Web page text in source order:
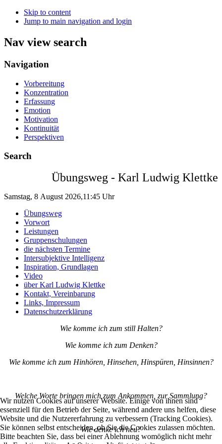
Skip to content
Jump to main navigation and login
Nav view search
Navigation
Vorbereitung
Konzentration
Erfassung
Emotion
Motivation
Kontinuität
Perspektiven
Search
Übungsweg - Karl Ludwig Klettke
Samstag, 8 August 2026,11:45 Uhr
Übungsweg
Vorwort
Leistungen
Gruppenschulungen
die nächsten Termine
Intersubjektive Intelligenz
Inspiration, Grundlagen
Video
über Karl Ludwig Klettke
Kontakt, Vereinbarung
Links, Impressum
Datenschutzerklärung
Wie komme ich zum still Halten?
Wie komme ich zum Denken?
Wie komme ich zum Hinhören, Hinsehen, Hinspüren, Hinsinnen?
Welche Worte bringen mich zum Ankommen, zur Sammlung?
Wie denke ich neu?
Wir nutzen Cookies auf unserer Website. Einige von ihnen sind
essenziell für den Betrieb der Seite, während andere uns helfen, diese
Website und die Nutzererfahrung zu verbessern (Tracking Cookies).
Sie können selbst entscheiden, ob Sie die Cookies zulassen möchten.
Bitte beachten Sie, dass bei einer Ablehnung womöglich nicht mehr